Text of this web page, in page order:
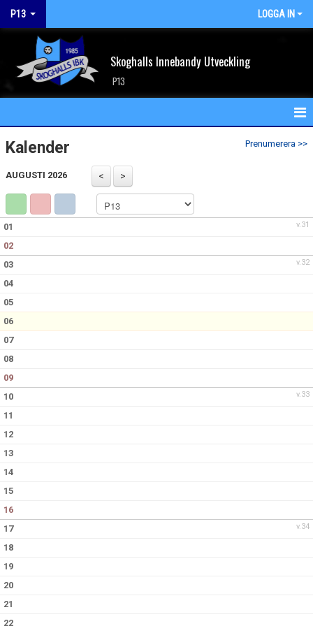
P13 LOGGA IN
Skoghalls Innebandy Utveckling
P13
HEM
NYHETER
MATCHER
TRUPPEN
DOKUMENT
Prenumerera >>
Kalender
AUGUSTI 2026
v.31
01
02
v.32
03
04
05
06
07
08
09
v.33
10
11
12
13
14
15
16
v.34
17
18
19
20
21
22